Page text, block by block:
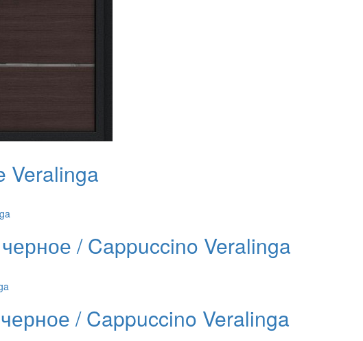
Veralinga
/ Cappuccino Veralinga
/ Cappuccino Veralinga